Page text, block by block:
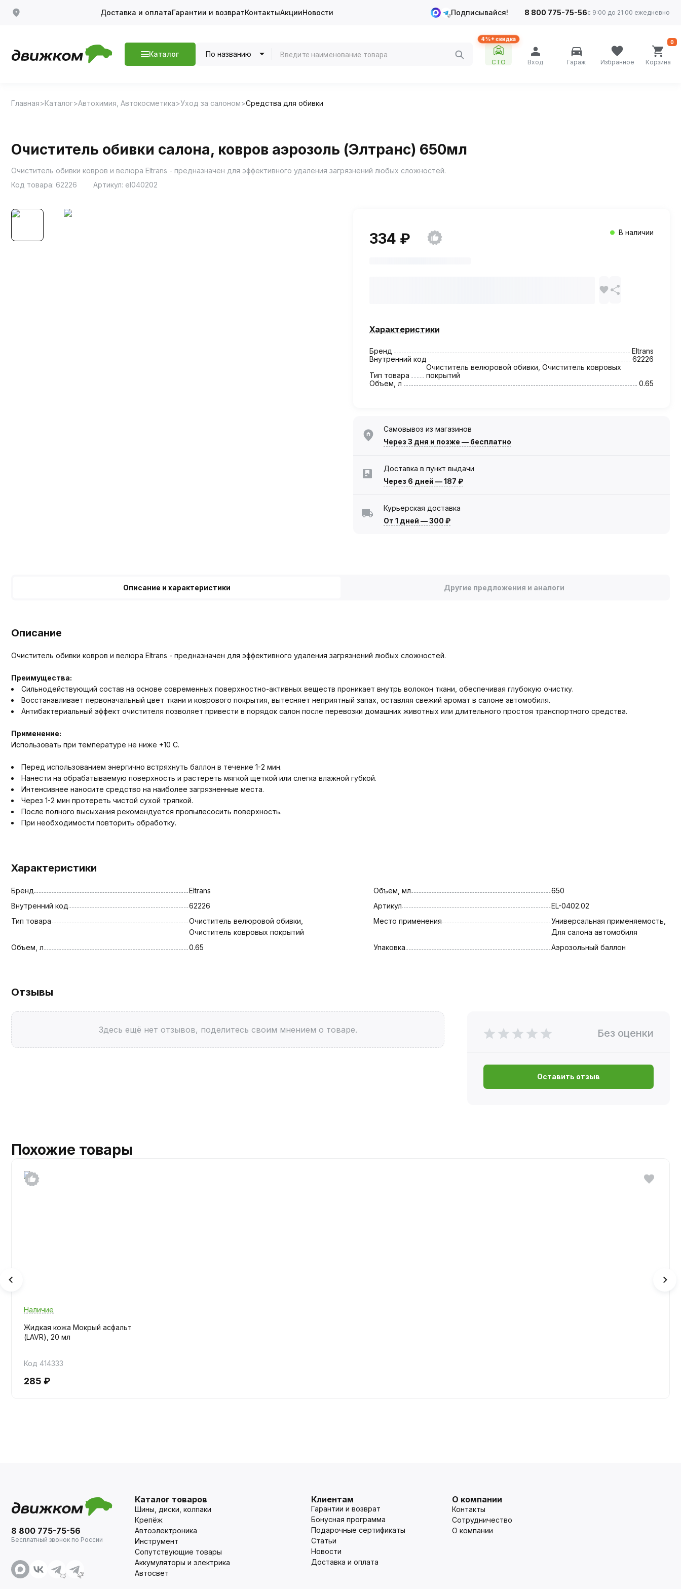
Доставка и оплатаГарантии и возвратКонтактыАкцииНовости Подписывайся! 8 800 775-75-56с 9:00 до 21:00 ежедневно
Каталог По названию
4%+ скидка
СТО Вход Гараж Избранное Корзина
0
Главная Каталог Автохимия, Автокосметика Уход за салоном Средства для обивки
Очиститель обивки салона, ковров аэрозоль (Элтранс) 650мл
Очиститель обивки ковров и велюра Eltrans - предназначен для эффективного удаления загрязнений любых сложностей.
Код товара: 62226 Артикул: el040202
334 ₽ В наличии
Характеристики
Бренд
Eltrans
Внутренний код
62226
Тип товара
Очиститель велюровой обивки, Очиститель ковровых
покрытий
Объем, л
0.65
Самовывоз из магазинов
Через 3 дня и позже — бесплатно
Доставка в пункт выдачи
Через 6 дней —187 ₽
Курьерская доставка
От 1 дней —300 ₽
Описание и характеристики Другие предложения и аналоги
Описание
Очиститель обивки ковров и велюра Eltrans - предназначен для эффективного удаления загрязнений любых сложностей.
Преимущества:
Сильнодействующий состав на основе современных поверхностно-активных веществ проникает внутрь волокон ткани, обеспечивая глубокую очистку.
Восстанавливает первоначальный цвет ткани и коврового покрытия, вытесняет неприятный запах, оставляя свежий аромат в салоне автомобиля.
Антибактериальный эффект очистителя позволяет привести в порядок салон после перевозки домашних животных или длительного простоя транспортного средства.
Применение:
Использовать при температуре не ниже +10 С.
Перед использованием энергично встряхнуть баллон в течение 1-2 мин.
Нанести на обрабатываемую поверхность и растереть мягкой щеткой или слегка влажной губкой.
Интенсивнее наносите средство на наиболее загрязненные места.
Через 1-2 мин протереть чистой сухой тряпкой.
После полного высыхания рекомендуется пропылесосить поверхность.
При необходимости повторить обработку.
Характеристики
Бренд
Eltrans
Внутренний код
62226
Тип товара
Очиститель велюровой обивки,
Очиститель ковровых покрытий
Объем, л
0.65
Объем, мл
650
Артикул
EL-0402.02
Место применения
Универсальная применяемость,
Для салона автомобиля
Упаковка
Аэрозольный баллон
Отзывы
Здесь ещё нет отзывов, поделитесь своим мнением о товаре. Без оценки
Оставить отзыв
Похожие товары
Наличие
Жидкая кожа Мокрый асфальт
(LAVR), 20 мл
Код 414333
285 ₽
8 800 775-75-56
Бесплатный звонок по России
Каталог товаров
Шины, диски, колпаки
Крепёж
Автоэлектроника
Инструмент
Сопутствующие товары
Аккумуляторы и электрика
Автосвет
Клиентам
Гарантии и возврат
Бонусная программа
Подарочные сертификаты
Статьи
Новости
Доставка и оплата
О компании
Контакты
Сотрудничество
О компании